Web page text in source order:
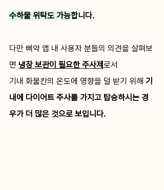
수하물 위탁도 가능합니다.
다만 삐약 앱 내 사용자 분들의 의견을 살펴보
면 냉장 보관이 필요한 주사제 로서
기내 화물칸의 온도에 영향을 덜 받기 위해 기
내에 다이어트 주사를 가지고 탑승하시는 경
우가 더 많은 것으로 보입니다.